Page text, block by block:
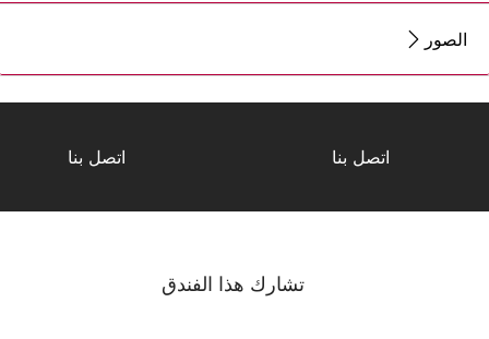
الصور
اتصل بنا اتصل بنا
تشارك هذا الفندق